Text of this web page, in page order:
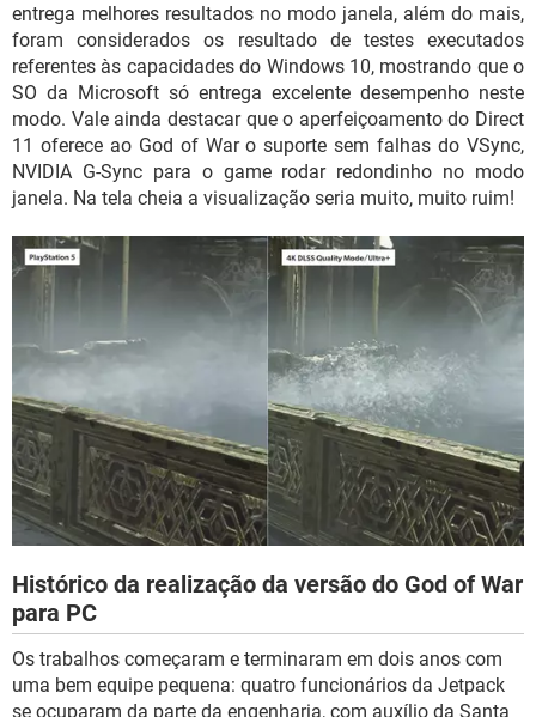
entrega melhores resultados no modo janela, além do mais,
foram considerados os resultado de testes executados
referentes às capacidades do Windows 10, mostrando que o
SO da Microsoft só entrega excelente desempenho neste
modo. Vale ainda destacar que o aperfeiçoamento do Direct
11 oferece ao God of War o suporte sem falhas do VSync,
NVIDIA G-Sync para o game rodar redondinho no modo
janela. Na tela cheia a visualização seria muito, muito ruim!
Histórico da realização da versão do God of War
para PC
Os trabalhos começaram e terminaram em dois anos com
uma bem equipe pequena: quatro funcionários da Jetpack
se ocuparam da parte da engenharia, com auxílio da Santa